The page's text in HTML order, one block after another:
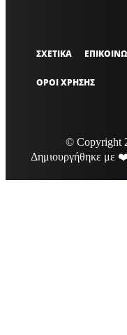
ΣΧΕΤΙΚΑ
ΟΡΟΙ ΧΡΗΣΗΣ
© Copyright
Δημιουργήθηκε με